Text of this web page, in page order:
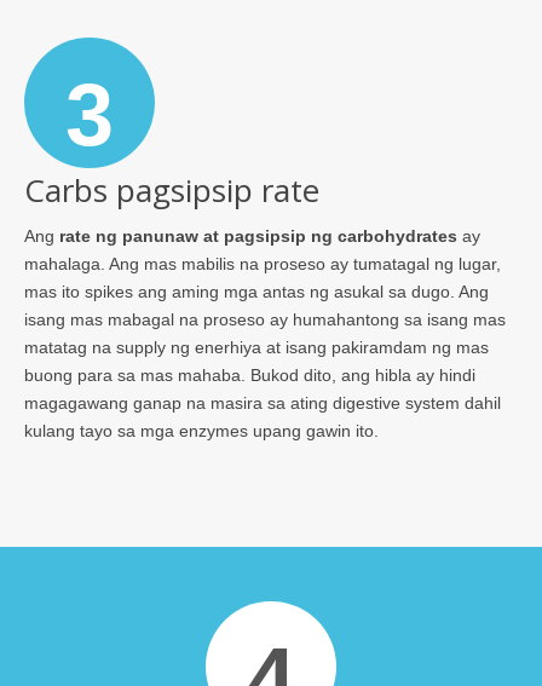
3
Carbs pagsipsip rate
Ang rate ng panunaw at pagsipsip ng carbohydrates ay
mahalaga. Ang mas mabilis na proseso ay tumatagal ng lugar,
mas ito spikes ang aming mga antas ng asukal sa dugo. Ang
isang mas mabagal na proseso ay humahantong sa isang mas
matatag na supply ng enerhiya at isang pakiramdam ng mas
buong para sa mas mahaba. Bukod dito, ang hibla ay hindi
magagawang ganap na masira sa ating digestive system dahil
kulang tayo sa mga enzymes upang gawin ito.